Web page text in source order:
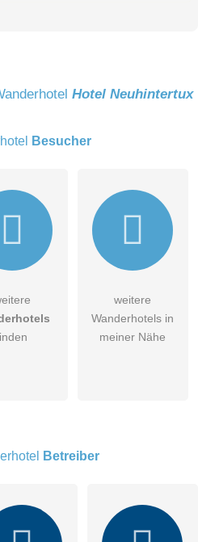
veröffentlicht)
dieAGB
ich zur Kenntnis genommen.
individuelle Frage
Hotel Neuhintertux
Besucher
weitere
Wanderhotels in
meiner Nähe
Betreiber